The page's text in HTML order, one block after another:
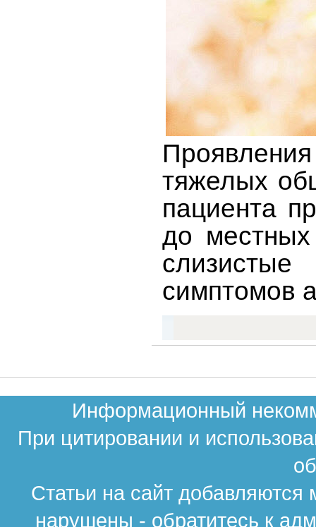
тяжелых
пациента
до
симптомов
Информационный
При цитировании и
Статьи на сайт
нарушены - обратитесь к